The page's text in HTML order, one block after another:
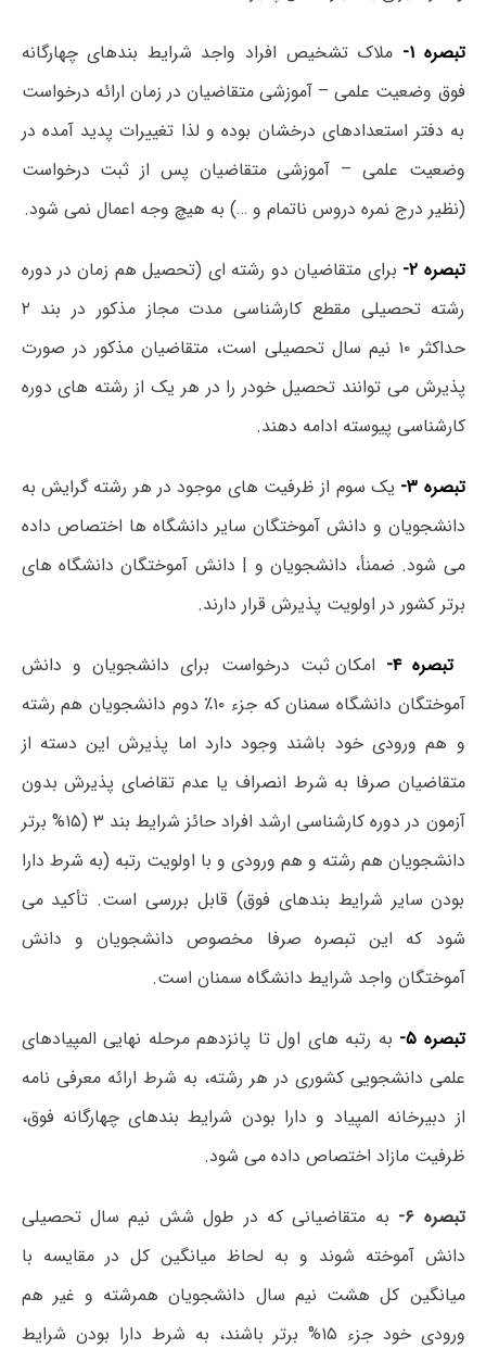
تبصره ۱-
ملاک تشخیص افراد واجد شرایط بندهای چهارگانه
فوق وضعیت علمی – آموزشی متقاضیان در زمان ارائه درخواست
به دفتر استعدادهای درخشان بوده و لذا تغییرات پدید آمده در
وضعیت علمی – آموزشی متقاضیان پس از ثبت درخواست
(نظیر درج نمره دروس ناتمام و …) به هیچ وجه اعمال نمی شود.
تبصره ۲-
برای متقاضیان دو رشته ای (تحصیل هم زمان در دوره
رشته تحصیلی مقطع کارشناسی مدت مجاز مذکور در بند ۲
حداکثر ۱۰ نیم سال تحصیلی است، متقاضیان مذکور در صورت
پذیرش می توانند تحصیل خودر را در هر یک از رشته های دوره
کارشناسی پیوسته ادامه دهند.
تبصره ۳-
یک سوم از ظرفیت های موجود در هر رشته گرایش به
دانشجویان و دانش آموختگان سایر دانشگاه ها اختصاص داده
می شود. ضمنأ، دانشجویان و | دانش آموختگان دانشگاه های
برتر کشور در اولویت پذیرش قرار دارند.
تبصره ۴-
امکان ثبت درخواست برای دانشجویان و دانش
آموختگان دانشگاه سمنان که جزء ۱۰٪ دوم دانشجویان هم رشته
و هم ورودی خود باشند وجود دارد اما پذیرش این دسته از
متقاضیان صرفا به شرط انصراف یا عدم تقاضای پذیرش بدون
آزمون در دوره کارشناسی ارشد افراد حائز شرایط بند ۳ (۱۵% برتر
دانشجویان هم رشته و هم ورودی و با اولویت رتبه (به شرط دارا
بودن سایر شرایط بندهای فوق) قابل بررسی است. تأکید می
شود که این تبصره صرفا مخصوص دانشجویان و دانش
آموختگان واجد شرایط دانشگاه سمنان است.
تبصره ۵-
به رتبه های اول تا پانزدهم مرحله نهایی المپیادهای
علمی دانشجویی کشوری در هر رشته، به شرط ارائه معرفی نامه
از دبیرخانه المپیاد و دارا بودن شرایط بندهای چهارگانه فوق،
ظرفیت مازاد اختصاص داده می شود.
تبصره ۶-
به متقاضیانی که در طول شش نیم سال تحصیلی
دانش آموخته شوند و به لحاظ میانگین کل در مقایسه با
میانگین کل هشت نیم سال دانشجویان همرشته و غیر هم
ورودی خود جزء ۱۵% برتر باشند، به شرط دارا بودن شرایط